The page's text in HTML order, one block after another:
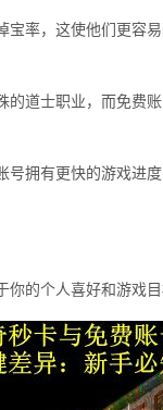
宝率，这使他们更容
的道士职业，而免费
号拥有更快的游戏进
的个人喜好和游戏目